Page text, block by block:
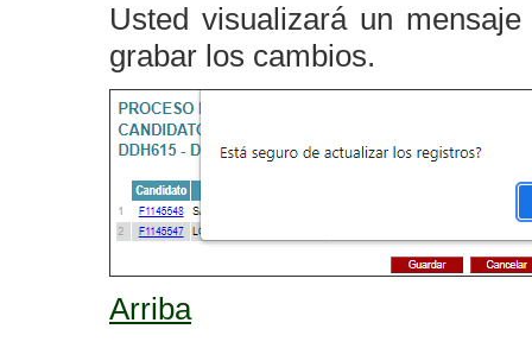
Usted visualizará un
grabar los cambios.
Arriba